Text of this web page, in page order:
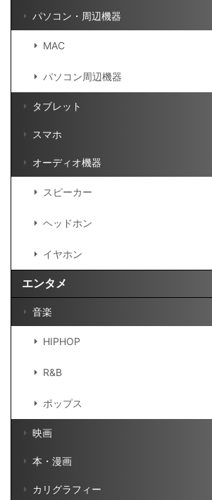
パソコン・周辺機器
MAC
パソコン周辺機器
タブレット
スマホ
オーディオ機器
スピーカー
ヘッドホン
イヤホン
エンタメ
音楽
HIPHOP
R&B
ポップス
映画
本・漫画
カリグラフィー